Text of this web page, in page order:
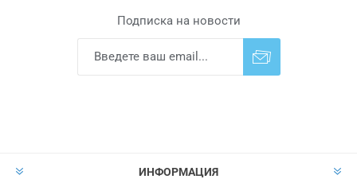
Подписка на новости
ИНФОРМАЦИЯ